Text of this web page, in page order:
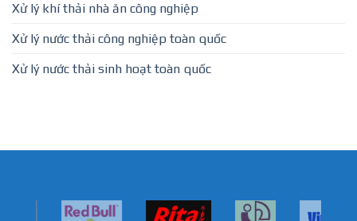
Xử lý khí thải nhà ăn công nghiệp
Xử lý nước thải công nghiệp toàn quốc
Xử lý nước thải sinh hoạt toàn quốc